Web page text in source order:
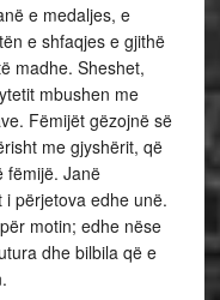
e medaljes, e
e shfaqjes e gjithë
madhe. Sheshet,
mbushen me
Fëmijët gëzojnë së
me gjyshërit, që
fëmijë. Janë
përjetova edhe unë.
motin; edhe nëse
dhe bilbila që e